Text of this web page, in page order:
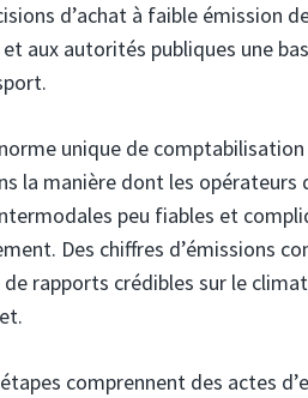
d’achat à faible émission
aux autorités publiques une
norme unique de
la manière dont les
peu fiables et
Des chiffres d’émissions
rapports crédibles sur le
comprennent des actes